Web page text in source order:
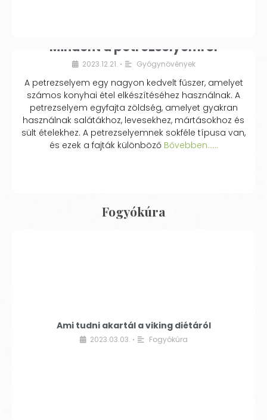
Mindent a petrezselyemről
2023.12.21. • Gyógynövények
A petrezselyem egy nagyon kedvelt fűszer, amelyet
számos konyhai étel elkészítéséhez használnak. A
petrezselyem egyfajta zöldség, amelyet gyakran
használnak salátákhoz, levesekhez, mártásokhoz és
sült ételekhez. A petrezselyemnek sokféle típusa van,
és ezek a fajták különbözőBővebben...…
Fogyókúra
Ami tudni akartál a viking diétáról
2023.03.03. • Fogyókúra